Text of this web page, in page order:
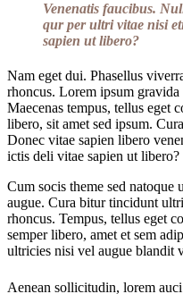
Venenatis faucibus.
qur perultri vitae nisi
sapien ut libero?
Nam eget dui. Phasellus
rhoncus. Lorem ipsum
Maecenas tempus, tellus eget
libero, sit amet sed ipsum.
Donec vitae sapien libero
ictis deli vitae sapien ut libero?
Cum socis theme sed
augue. Cura bitur tincidunt
rhoncus. Tempus, tellus eget
semper libero, amet et sem
ultricies nisi vel augue blandit
Aenean sollicitudin, lorem